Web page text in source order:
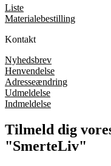
Liste
Materialebestilling
Kontakt
Nyhedsbrev
Henvendelse
Adresseændring
Udmeldelse
Indmeldelse
Tilmeld dig
"SmerteLiv"